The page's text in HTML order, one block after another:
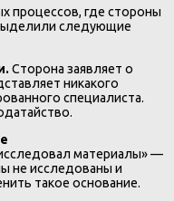
процессов, где стороны
следующие
Сторона заявляет о
никакого
специалиста.
материалы» —
не исследованы и
такое основание.